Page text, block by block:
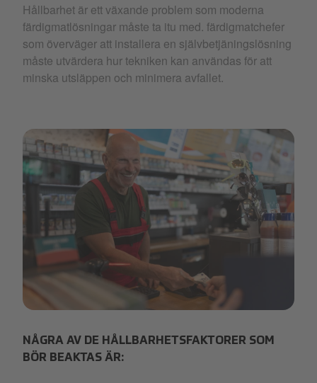
Hållbarhet är ett växande problem som moderna
färdigmatlösningar måste ta itu med. färdigmatchefer
som överväger att installera en självbetjäningslösning
måste utvärdera hur tekniken kan användas för att
minska utsläppen och minimera avfallet.
NÅGRA AV DE HÅLLBARHETSFAKTORER SOM
BÖR BEAKTAS ÄR: